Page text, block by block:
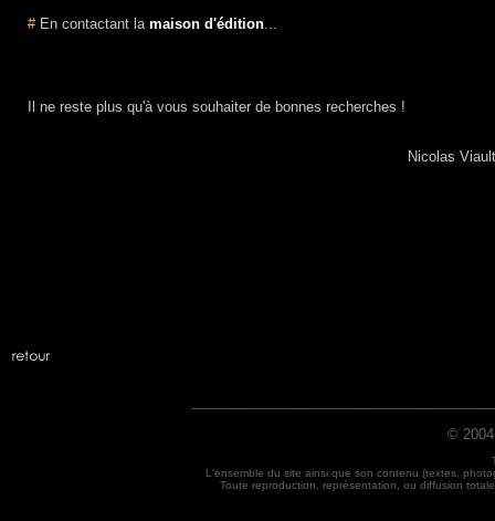
©
L'ensemble du site ainsi que son contenu (textes,
Toute reproduction, représentation, ou diffusion
#En contactant la maison d'édition...
Il ne reste plus qu'à vous souhaiter de bonnes recherches !
Nicolas Viault